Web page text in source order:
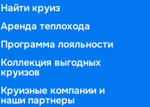
Найти круиз
Аренда теплохода
Программа лояльности
Коллекция выгодных
круизов
Круизные компании и
наши партнеры